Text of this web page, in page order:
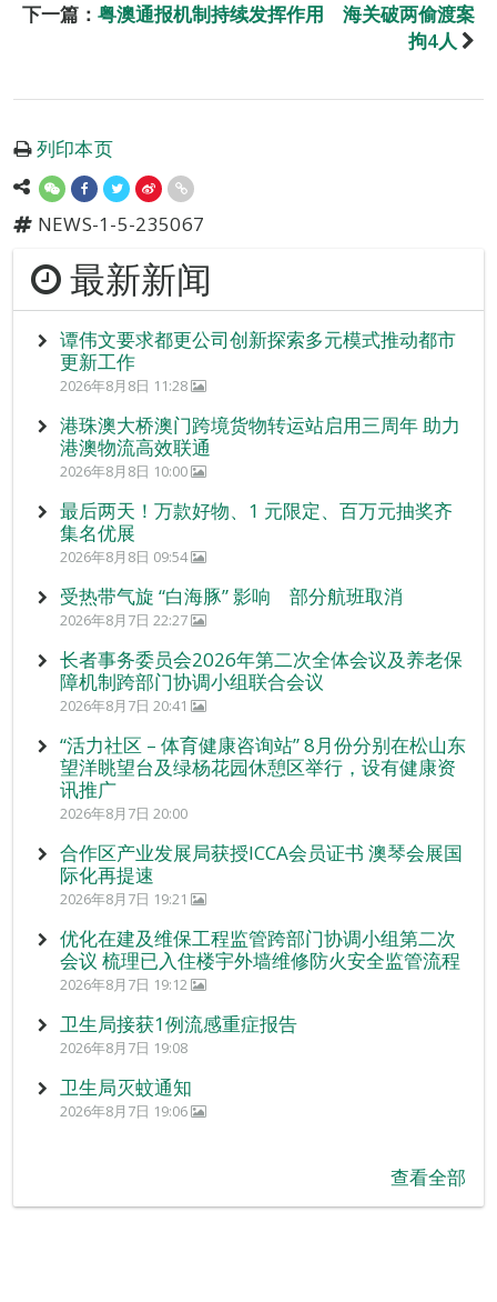
下一篇： 粤澳通报机制持续发挥作用 海关破两偷渡案
拘4人
列印本页
NEWS-1-5-235067
最新新闻
谭伟文要求都更公司创新探索多元模式推动都市
更新工作
2026年8月8日 11:28
港珠澳大桥澳门跨境货物转运站启用三周年 助力
港澳物流高效联通
2026年8月8日 10:00
最后两天！万款好物、1 元限定、百万元抽奖齐
集名优展
2026年8月8日 09:54
受热带气旋 “白海豚” 影响 部分航班取消
2026年8月7日 22:27
长者事务委员会2026年第二次全体会议及养老保
障机制跨部门协调小组联合会议
2026年8月7日 20:41
“活力社区 – 体育健康咨询站” 8月份分别在松山东
望洋眺望台及绿杨花园休憩区举行，设有健康资
讯推广
2026年8月7日 20:00
合作区产业发展局获授ICCA会员证书 澳琴会展国
际化再提速
2026年8月7日 19:21
优化在建及维保工程监管跨部门协调小组第二次
会议 梳理已入住楼宇外墙维修防火安全监管流程
2026年8月7日 19:12
卫生局接获1例流感重症报告
2026年8月7日 19:08
卫生局灭蚊通知
2026年8月7日 19:06
查看全部